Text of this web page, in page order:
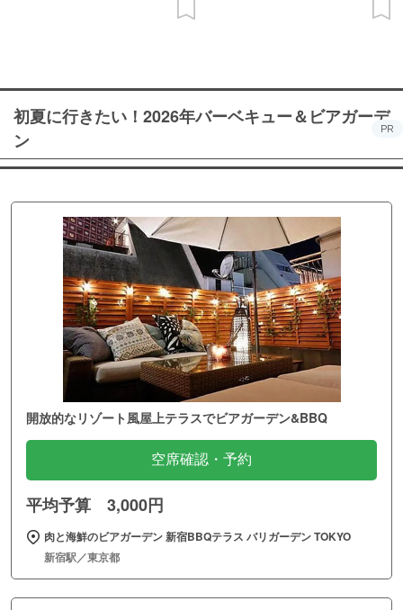
初夏に行きたい！2026年バーベキュー＆ビアガーデ
ン
PR
開放的なリゾート風屋上テラスでビアガーデン&BBQ
空席確認・予約
平均予算 3,000円
肉と海鮮のビアガーデン 新宿BBQテラス バリガーデン TOKYO
新宿駅／東京都